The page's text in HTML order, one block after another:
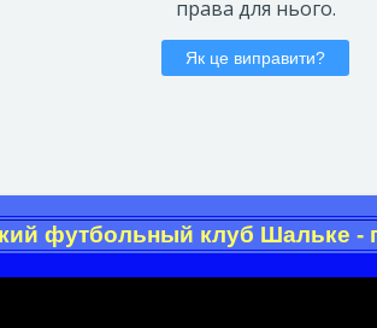
футбольный клуб Шальке -